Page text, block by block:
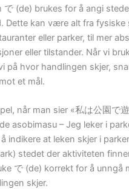
で (de) brukes for å angi
Dette kan være alt fra fysiske
eller parker, til mer
eller tilstander. Når vi
på hvor handlingen skjer,
et mål.
når man sier «私は公園で
asobimasu – Jeg leker i
indikere at leken skjer i
stedet der aktiviteten
で (de) korrekt for å unngå
skjer.